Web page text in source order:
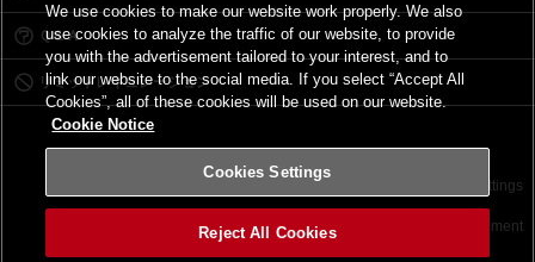
Ｑ＆Ａ
リミットレギュレーション
サイトポリシー Cookies Settings
©2026 Konami Digital Entertainment
We use cookies to make our website work properly. We also
use cookies to analyze the traffic of our website, to provide
you with the advertisement tailored to your interest, and to
link our website to the social media. If you select “Accept All
Cookies”, all of these cookies will be used on our website.
Cookie Notice
Cookies Settings
Reject All Cookies